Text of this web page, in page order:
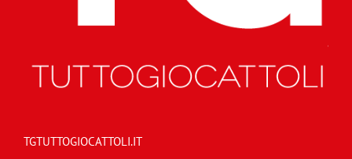
TGTUTTOGIOCATTOLI.IT